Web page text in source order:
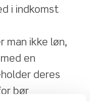
i indkomst
man ikke løn,
en
deres
bør